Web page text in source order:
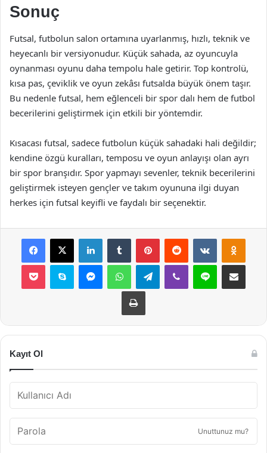
Sonuç
Futsal, futbolun salon ortamına uyarlanmış, hızlı, teknik ve
heyecanlı bir versiyonudur. Küçük sahada, az oyuncuyla
oynanması oyunu daha tempolu hale getirir. Top kontrolü,
kısa pas, çeviklik ve oyun zekâsı futsalda büyük önem taşır.
Bu nedenle futsal, hem eğlenceli bir spor dalı hem de futbol
becerilerini geliştirmek için etkili bir yöntemdir.
Kısacası futsal, sadece futbolun küçük sahadaki hali değildir;
kendine özgü kuralları, temposu ve oyun anlayışı olan ayrı
bir spor branşıdır. Spor yapmayı sevenler, teknik becerilerini
geliştirmek isteyen gençler ve takım oyununa ilgi duyan
herkes için futsal keyifli ve faydalı bir seçenektir.
Facebook
X LinkedInTumblr PinterestReddit VKontakte
Pocket Skype MessengerWhatsAppTelegramViber Line E-Posta ile
Yazdır
Kayıt Ol
Unuttunuz mu?